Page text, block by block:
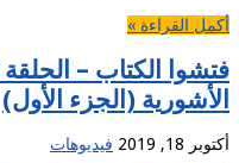
أكمل القراءة »
فتشوا الكتاب – الحلقة
الأشورية (الجزء الأول)
أكتوبر 18, 2019 فيديوهات